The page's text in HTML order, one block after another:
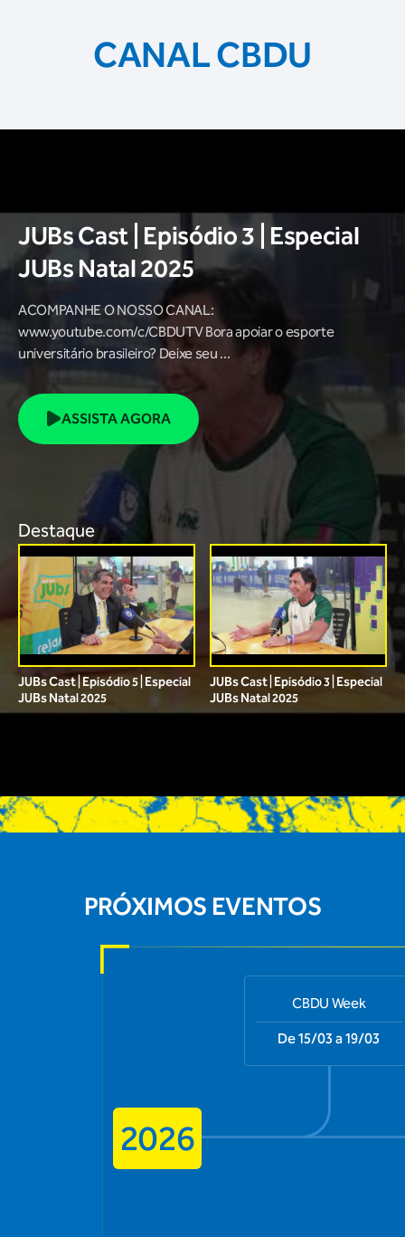
CANAL CBDU
JUBs Cast | Episódio 3 | Especial
JUBs Natal 2025
ACOMPANHE O NOSSO CANAL:
www.youtube.com/c/CBDUTV Bora apoiar o esporte
universitário brasileiro? Deixe seu ...
ASSISTA AGORA
Destaque
JUBs Cast | Episódio 5 | Especial
JUBs Natal 2025
JUBs Cast | Episódio 3 | Especial
JUBs Natal 2025
PRÓXIMOS EVENTOS
2026
CBDU Week
De 15/03 a 19/03